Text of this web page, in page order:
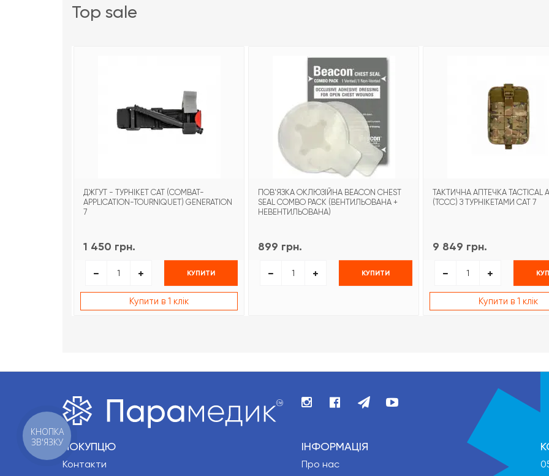
top sale
ДЖГУТ - ТУРНІКЕТ CAT (COMBAT-
APPLICATION-TOURNIQUET) GENERATION
7
1 450 грн.
КУПИТИ
Купити в 1 клік
ПОВ'ЯЗКА ОКЛЮЗІЙНА BEACON CHEST
SEAL COMBO PACK (ВЕНТИЛЬОВАНА +
НЕВЕНТИЛЬОВАНА)
899 грн.
КУПИТИ
ТАКТИЧНА АПТЕЧКА TACTICAL
(TCCC) З ТУРНІКЕТАМИ CAT 7
9 849 грн.
Купити в 1 клік
ПОКУПЦЮ
Контакти
ІНФОРМАЦІЯ
Про нас
КНОПКА
ЗВ'ЯЗКУ